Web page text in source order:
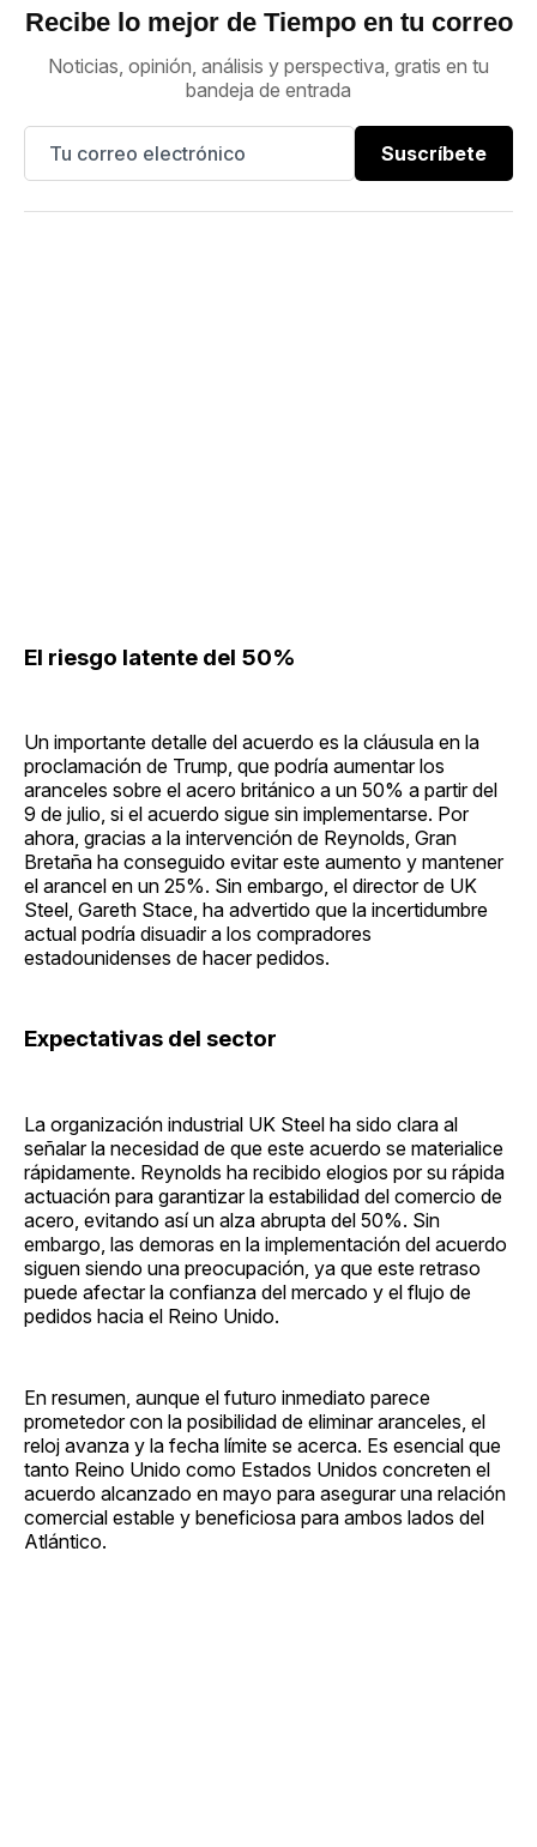
Recibe lo mejor de Tiempo en tu correo
Noticias, opinión, análisis y perspectiva, gratis en tu
bandeja de entrada
Suscríbete
El riesgo latente del 50%
Un importante detalle del acuerdo es la cláusula en la
proclamación de Trump, que podría aumentar los
aranceles sobre el acero británico a un 50% a partir del
9 de julio, si el acuerdo sigue sin implementarse. Por
ahora, gracias a la intervención de Reynolds, Gran
Bretaña ha conseguido evitar este aumento y mantener
el arancel en un 25%. Sin embargo, el director de UK
Steel, Gareth Stace, ha advertido que la incertidumbre
actual podría disuadir a los compradores
estadounidenses de hacer pedidos.
Expectativas del sector
La organización industrial UK Steel ha sido clara al
señalar la necesidad de que este acuerdo se materialice
rápidamente. Reynolds ha recibido elogios por su rápida
actuación para garantizar la estabilidad del comercio de
acero, evitando así un alza abrupta del 50%. Sin
embargo, las demoras en la implementación del acuerdo
siguen siendo una preocupación, ya que este retraso
puede afectar la confianza del mercado y el flujo de
pedidos hacia el Reino Unido.
En resumen, aunque el futuro inmediato parece
prometedor con la posibilidad de eliminar aranceles, el
reloj avanza y la fecha límite se acerca. Es esencial que
tanto Reino Unido como Estados Unidos concreten el
acuerdo alcanzado en mayo para asegurar una relación
comercial estable y beneficiosa para ambos lados del
Atlántico.